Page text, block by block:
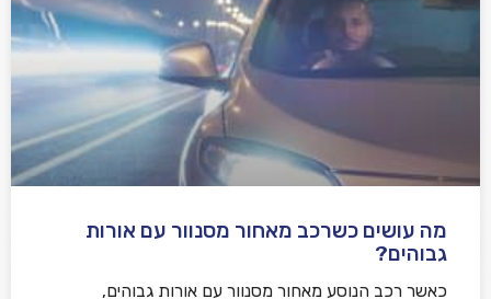
מה עושים כשרכב מאחור מסנוור עם אורות
גבוהים?
כאשר רכב הנוסע מאחור מסנוור עם אורות גבוהים,